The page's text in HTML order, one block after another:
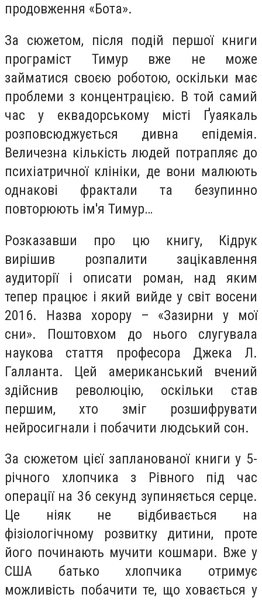
продовження «Бота».
За сюжетом, після подій першої книги
програміст Тимур вже не може
займатися своєю роботою, оскільки має
проблеми з концентрацією. В той самий
час у еквадорському місті Ґуаякаль
розповсюджується дивна епідемія.
Величезна кількість людей потрапляє до
психіатричної клініки, де вони малюють
однакові фрактали та безупинно
повторюють ім'я Тимур…
Розказавши про цю книгу, Кідрук
вирішив розпалити зацікавлення
аудиторії і описати роман, над яким
тепер працює і який вийде у світ восени
2016. Назва хорору – «Зазирни у мої
сни». Поштовхом до нього слугувала
наукова стаття професора Джека Л.
Галланта. Цей американський вчений
здійснив революцію, оскільки став
першим, хто зміг розшифрувати
нейросигнали і побачити людський сон.
За сюжетом цієї запланованої книги у 5-
річного хлопчика з Рівного під час
операції на 36 секунд зупиняється серце.
Це ніяк не відбивається на
фізіологічному розвитку дитини, проте
його починають мучити кошмари. Вже у
США батько хлопчика отримує
можливість побачити те, що ховається у